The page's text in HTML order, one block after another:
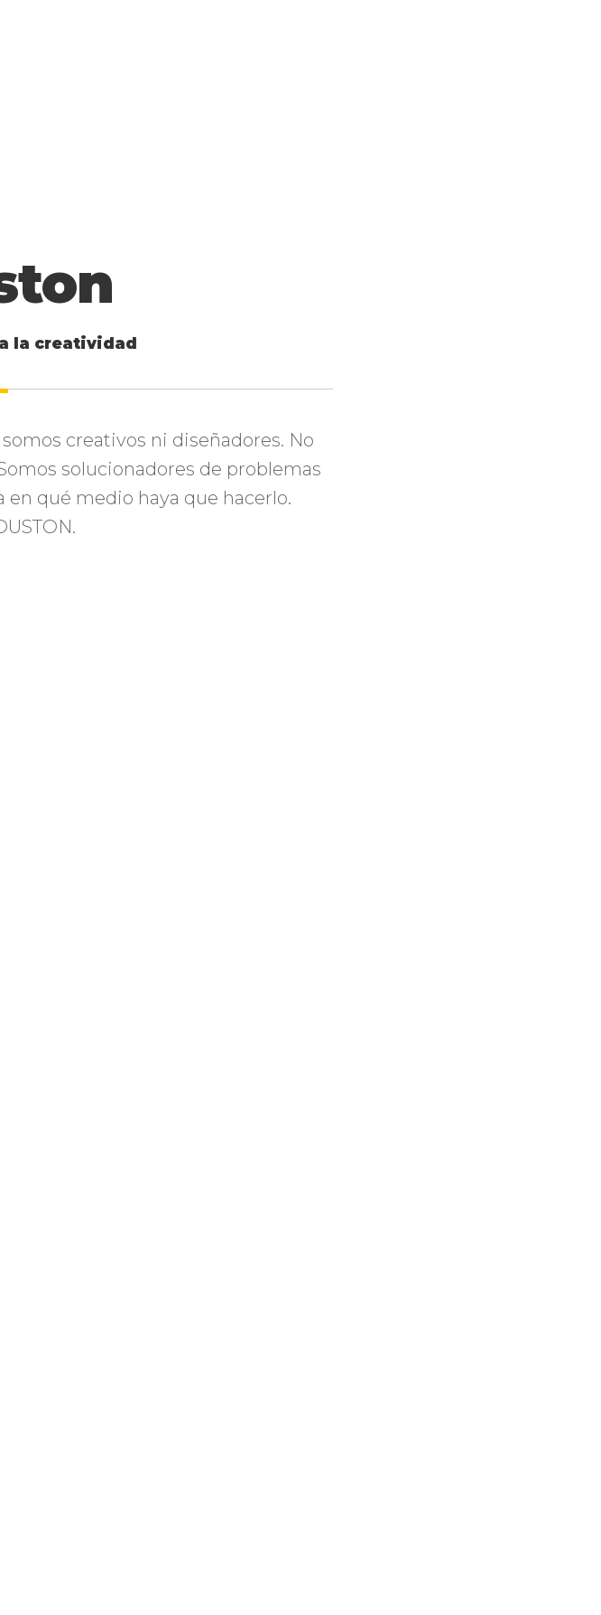
la creatividad
creativos ni diseñadores. No
solucionadores de problemas
qué medio haya que hacerlo.